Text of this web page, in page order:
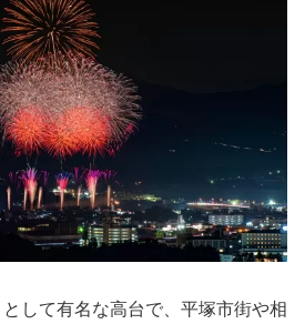
して有名な高台で、平塚市街や相